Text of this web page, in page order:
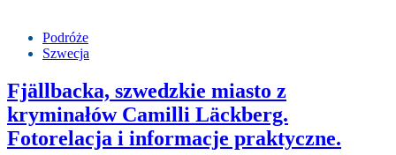
Podróże
Szwecja
Fjällbacka, szwedzkie miasto z
kryminałów Camilli Läckberg.
Fotorelacja i informacje praktyczne.